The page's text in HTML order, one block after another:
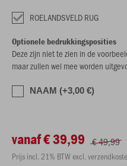
ROELANDSVELD RUG
Optionele bedrukkingsposities
Deze zijn niet te zien in de
maar zullen wel mee worden
NAAM (+3,00 €)
vanaf € 39,99 € 49,99
Prijs incl. 21% BTW excl.